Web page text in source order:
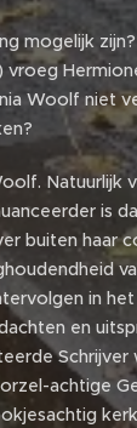
mogelijk
Woolf niet
Natuurlijk
is
buiten haar
in
en
Schrijver
achtige